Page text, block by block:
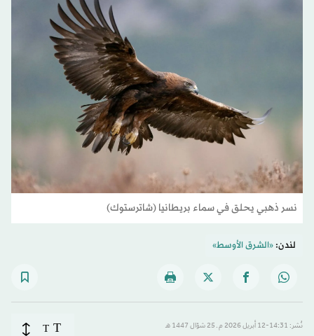
نسر ذهبي يحلق في سماء بريطانيا (شاترستوك)
لندن:«الشرق الأوسط»
نُشر: 14:31-12 أبريل 2026 م ـ 25 شوّال 1447 هـ T
T